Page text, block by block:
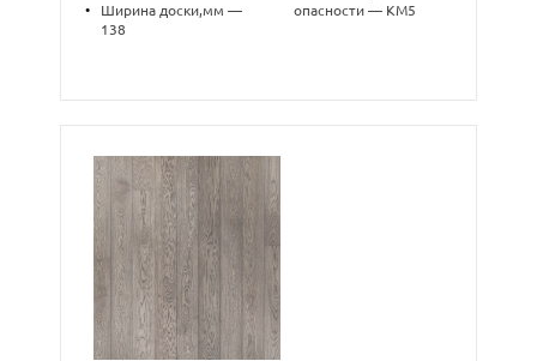
•
Ширина доски,мм —
138
опасности — КМ5